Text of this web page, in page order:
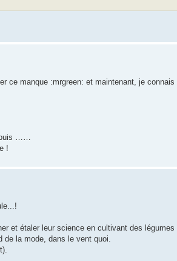
ce manque :mrgreen: et maintenant, je connais
……
!
et étaler leur science en cultivant des légumes
de la mode, dans le vent quoi.